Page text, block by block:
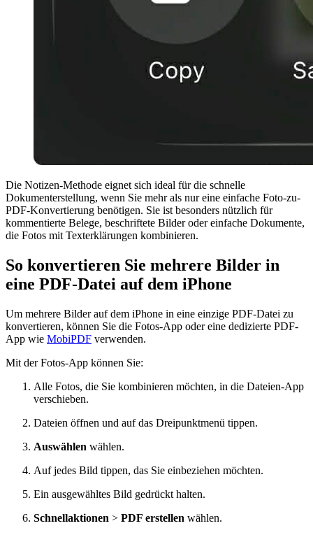
Die Notizen-Methode eignet sich ideal für die schnelle
Dokumenterstellung, wenn Sie mehr als nur eine einfache Foto-zu-
PDF-Konvertierung benötigen. Sie ist besonders nützlich für
kommentierte Belege, beschriftete Bilder oder einfache Dokumente,
die Fotos mit Texterklärungen kombinieren.
So konvertieren Sie mehrere Bilder in
eine PDF-Datei auf dem iPhone
Um mehrere Bilder auf dem iPhone in eine einzige PDF-Datei zu
konvertieren, können Sie die Fotos-App oder eine dedizierte PDF-
App wie MobiPDF verwenden.
Mit der Fotos-App können Sie:
Alle Fotos, die Sie kombinieren möchten, in die Dateien-App
verschieben.
Dateien öffnen und auf das Dreipunktmenü tippen.
Auswählen wählen.
Auf jedes Bild tippen, das Sie einbeziehen möchten.
Ein ausgewähltes Bild gedrückt halten.
Schnellaktionen > PDF erstellen wählen.